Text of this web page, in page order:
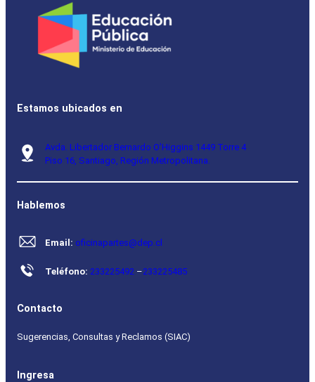
Estamos ubicados en
Avda. Libertador Bernardo O’Higgins 1449 Torre 4
Piso 16, Santiago, Región Metropolitana.
Hablemos
Email: oficinapartes@dep.cl
Teléfono: 233225492 –233225485
Contacto
Sugerencias, Consultas y Reclamos (SIAC)
Ingresa